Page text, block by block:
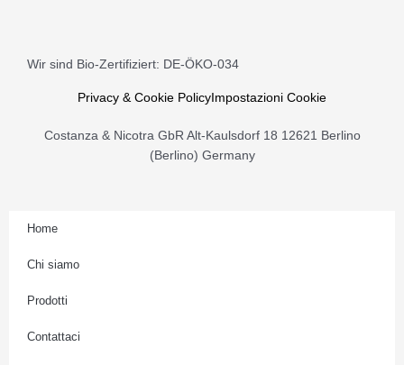
s
a
r
a
m
Wir sind Bio-Zertifiziert: DE-ÖKO-034
Privacy & Cookie Policy Impostazioni Cookie
Costanza & Nicotra GbR Alt-Kaulsdorf 18 12621 Berlino
(Berlino) Germany
Home
Chi siamo
Prodotti
Contattaci